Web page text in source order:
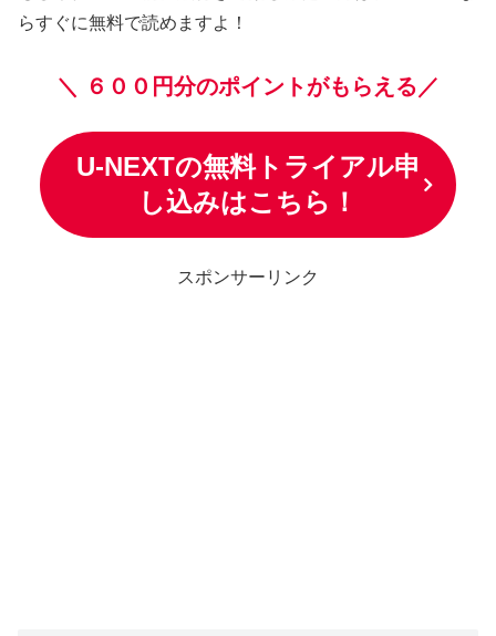
らすぐに無料で読めますよ！
＼ ６００円分のポイントがもらえる／
U-NEXTの無料トライアル申
し込みはこちら！
スポンサーリンク